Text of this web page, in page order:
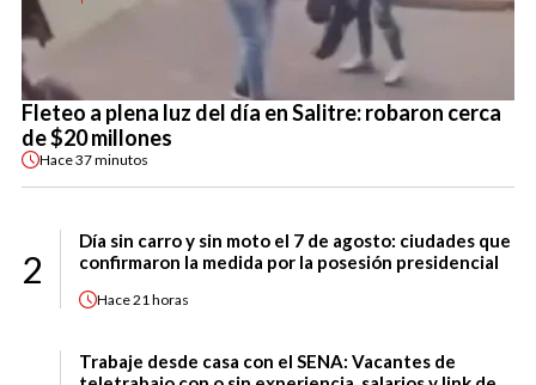
Fleteo a plena luz del día en Salitre: robaron cerca
de $20 millones
Hace37 minutos
2
Día sin carro y sin moto el 7 de agosto: ciudades que
confirmaron la medida por la posesión presidencial
Hace21 horas
Trabaje desde casa con el SENA: Vacantes de